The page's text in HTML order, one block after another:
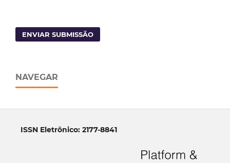
ENVIAR SUBMISSÃO
NAVEGAR
ISSN Eletrônico: 2177-8841